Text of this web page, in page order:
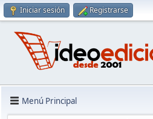
Iniciar sesión Registrarse
Menú Principal